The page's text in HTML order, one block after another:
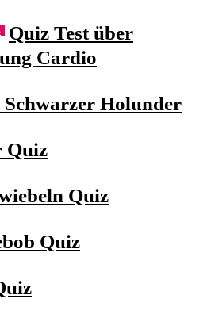
Quiz Test über
Cardio
Holunder
Quiz
Quiz
Quiz